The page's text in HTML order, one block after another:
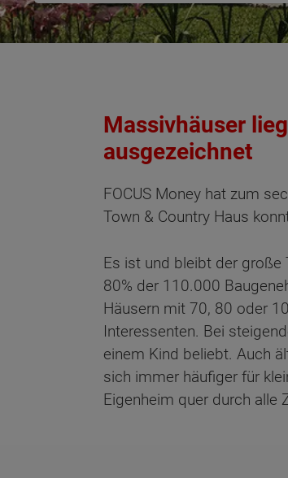
Massivhäuser
ausgezeichnet
FOCUS Money hat zum
Town & Country Haus
Es ist und bleibt der große
80% der 110.000
Häusern mit 70, 80 oder
Interessenten. Bei
einem Kind beliebt. Auch
sich immer häufiger für
Eigenheim quer durch alle